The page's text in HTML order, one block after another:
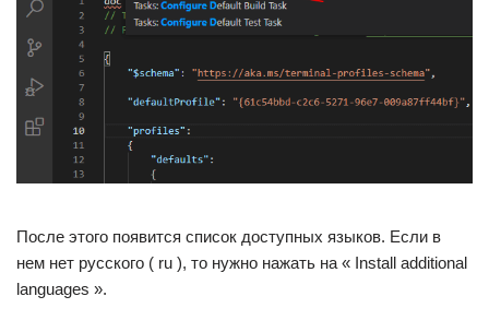
После этого появится список доступных языков. Если в
нем нет русского ( ru ), то нужно нажать на « Install additional
languages ».